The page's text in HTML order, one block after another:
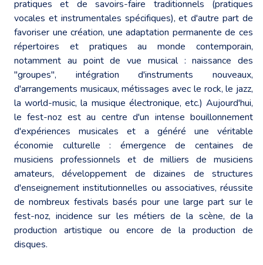
pratiques et de savoirs-faire traditionnels (pratiques
vocales et instrumentales spécifiques), et d'autre part de
favoriser une création, une adaptation permanente de ces
répertoires et pratiques au monde contemporain,
notamment au point de vue musical : naissance des
"groupes", intégration d'instruments nouveaux,
d'arrangements musicaux, métissages avec le rock, le jazz,
la world-music, la musique électronique, etc.) Aujourd'hui,
le fest-noz est au centre d'un intense bouillonnement
d'expériences musicales et a généré une véritable
économie culturelle : émergence de centaines de
musiciens professionnels et de milliers de musiciens
amateurs, développement de dizaines de structures
d'enseignement institutionnelles ou associatives, réussite
de nombreux festivals basés pour une large part sur le
fest-noz, incidence sur les métiers de la scène, de la
production artistique ou encore de la production de
disques.